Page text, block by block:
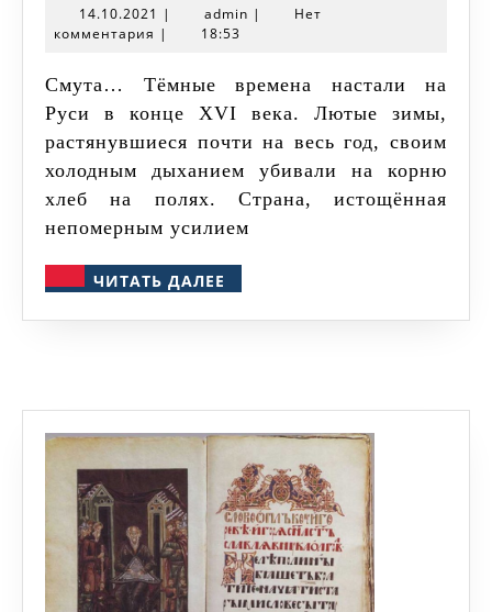
14.10.2021 14.10.2021
| admin admin
|
Нет
комментария | 18:53
Смута… Тёмные времена настали на
Руси в конце XVI века. Лютые зимы,
растянувшиеся почти на весь год, своим
холодным дыханием убивали на корню
хлеб на полях. Страна, истощённая
непомерным усилием
ЧИТАТЬ ДАЛЕЕ
ДАЛЕЕ